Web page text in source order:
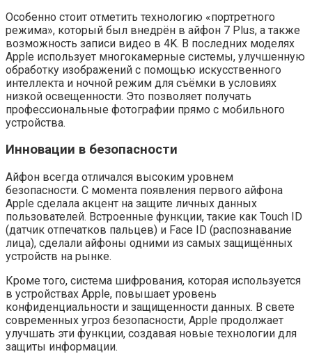
Особенно стоит отметить технологию «портретного
режима», который был внедрён в айфон 7 Plus, а также
возможность записи видео в 4K. В последних моделях
Apple использует многокамерные системы, улучшенную
обработку изображений с помощью искусственного
интеллекта и ночной режим для съёмки в условиях
низкой освещенности. Это позволяет получать
профессиональные фотографии прямо с мобильного
устройства.
Инновации в безопасности
Айфон всегда отличался высоким уровнем
безопасности. С момента появления первого айфона
Apple сделала акцент на защите личных данных
пользователей. Встроенные функции, такие как Touch ID
(датчик отпечатков пальцев) и Face ID (распознавание
лица), сделали айфоны одними из самых защищённых
устройств на рынке.
Кроме того, система шифрования, которая используется
в устройствах Apple, повышает уровень
конфиденциальности и защищенности данных. В свете
современных угроз безопасности, Apple продолжает
улучшать эти функции, создавая новые технологии для
защиты информации.